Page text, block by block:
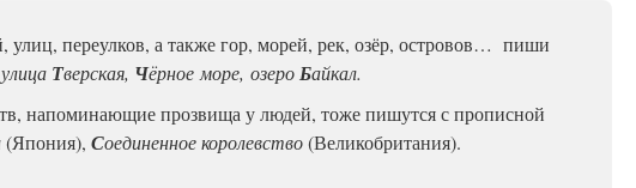
улиц, переулков, а также гор, морей, рек, озёр, островов… пиши
улица Тверская, Чёрное море, озероБайкал.
напоминающие прозвища у людей, тоже пишутся с прописной
(Япония), Соединенное королевство(Великобритания).